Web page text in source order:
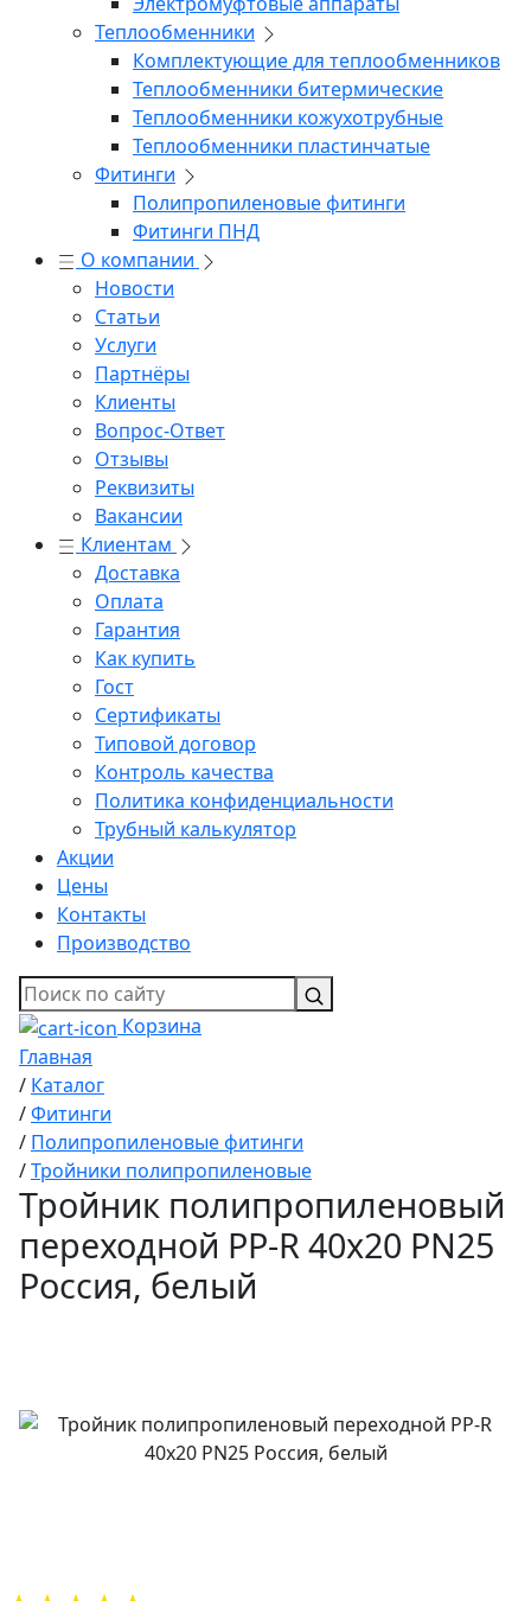
Теплообменники
Комплектующие для теплообменников
Теплообменники битермические
Теплообменники кожухотрубные
Теплообменники пластинчатые
Фитинги
Полипропиленовые фитинги
Фитинги ПНД
О компании
Новости
Статьи
Услуги
Партнёры
Клиенты
Вопрос-Ответ
Отзывы
Реквизиты
Вакансии
Клиентам
Доставка
Оплата
Гарантия
Как купить
Гост
Сертификаты
Типовой договор
Контроль качества
Политика конфиденциальности
Трубный калькулятор
Акции
Цены
Контакты
Производство
Корзина
Главная
/ Каталог
/Фитинги
/ Полипропиленовые фитинги
/Тройники полипропиленовые
Тройник полипропиленовый
переходной PP-R 40х20 PN25
Россия, белый